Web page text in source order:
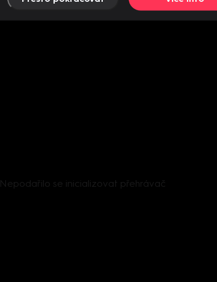
Nepodařilo se inicializovat přehrávač